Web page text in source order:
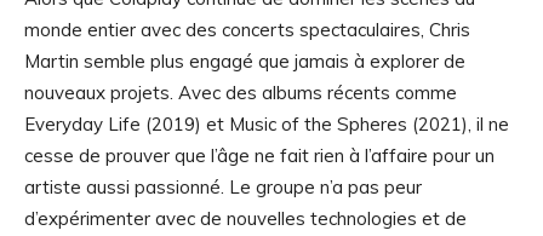
monde entier avec des concerts spectaculaires, Chris
Martin semble plus engagé que jamais à explorer de
nouveaux projets. Avec des albums récents comme
Everyday Life (2019) et Music of the Spheres (2021), il ne
cesse de prouver que l’âge ne fait rien à l’affaire pour un
artiste aussi passionné. Le groupe n’a pas peur
d’expérimenter avec de nouvelles technologies et de